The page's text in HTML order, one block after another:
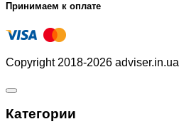
Принимаем к оплате
Copyright 2018-2026 adviser.in.ua
Категории